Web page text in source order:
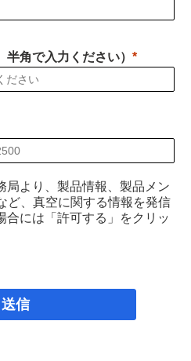
角で入力ください）
局より、製品情報、製品メン
ど、真空に関する情報を発信
合には「許可する」をクリッ
送信